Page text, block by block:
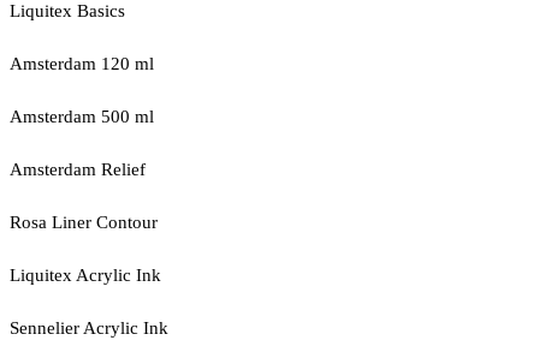
Liquitex Basics
Amsterdam 120 ml
Amsterdam 500 ml
Amsterdam Relief
Rosa Liner Contour
Liquitex Acrylic Ink
Sennelier Acrylic Ink